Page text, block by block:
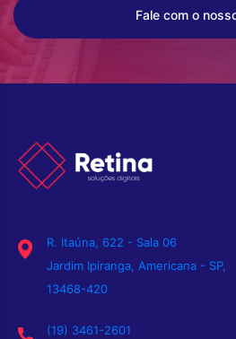
Fale com o
R. Itaúna, 622 - Sala 06
Jardim Ipiranga, Americana - SP,
13468-420
(19) 3461-2601